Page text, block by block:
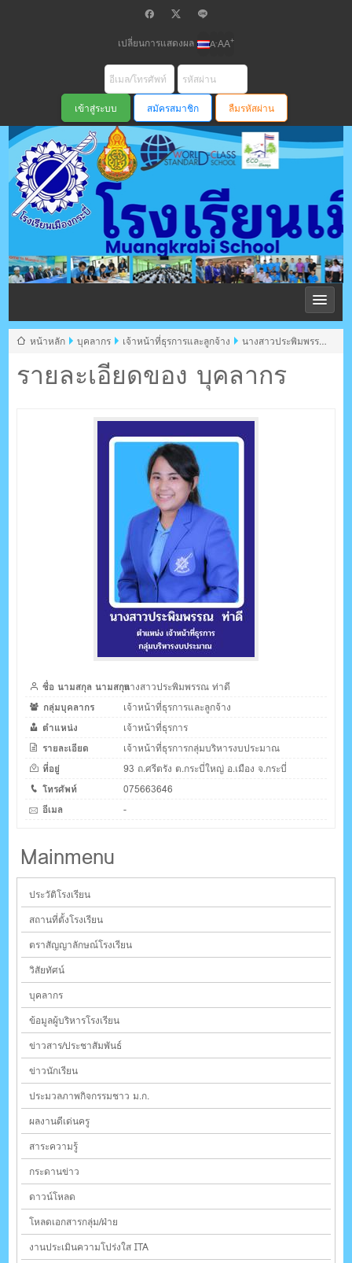
เปลี่ยนการแสดงผล A-AA+
สมัครสมาชิก ลืมรหัสผ่าน
โรงเรียนเมือง
กระบี่ สพม
ตรัง กระบี่
รายละเอียดของ บุคลากร
หน้าหลัก บุคลากร เจ้าหน้าที่ธุรการและลูกจ้าง
นางสาวประพิมพรรณ
ชื่อ นามสกุล นามสกุลนางสาวประพิมพรรณ ท่าดี
กลุ่มบุคลากร
เจ้าหน้าที่ธุรการและลูกจ้าง
ตำแหน่ง
เจ้าหน้าที่ธุรการ
รายละเอียด
เจ้าหน้าที่ธุรการกลุ่มบริหารงบประมาณ
ที่อยู่
93 ถ.ศรีตรัง ต.กระบี่ใหญ่ อ.เมือง จ.กระบี่
โทรศัพท์
075663646
อีเมล
-
Mainmenu
ประวัติโรงเรียน
สถานที่ตั้งโรงเรียน
ตราสัญญาลักษณ์โรงเรียน
วิสัยทัศน์
บุคลากร
ข้อมูลผู้บริหารโรงเรียน
ข่าวสาร/ประชาสัมพันธ์
ข่าวนักเรียน
ประมวลภาพกิจกรรมชาว ม.ก.
ผลงานดีเด่นครู
สาระความรู้
กระดานข่าว
ดาวน์โหลด
โหลดเอกสารกลุ่ม/ฝ่าย
งานประเมินความโปร่งใส ITA